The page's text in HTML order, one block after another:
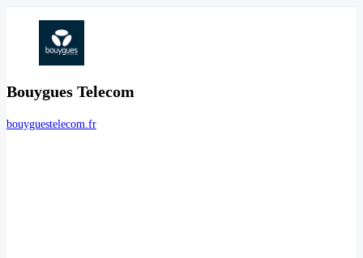
Bouygues Telecom
bouyguestelecom.fr